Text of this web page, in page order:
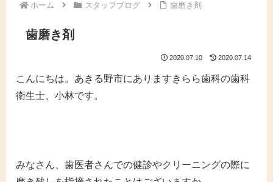
ホーム スタッフブログ 歯磨き剤
歯磨き剤
2020.07.10 2020.07.14
こんにちは。あきる野市にありますきらら歯科の歯科
衛生士、小林です。
みなさん、歯医者さんでの健診やクリーニングの際に